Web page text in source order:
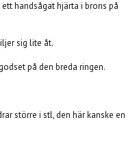
handsågat hjärta i brons på
sig lite åt.
på den breda ringen.
större i stl, den här kanske en